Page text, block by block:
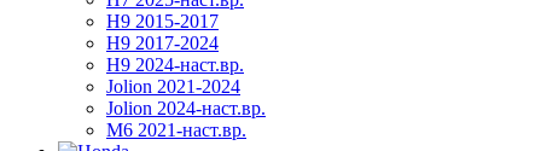
H9 2015-2017
H9 2017-2024
H9 2024-наст.вр.
Jolion 2021-2024
Jolion 2024-наст.вр.
М6 2021-наст.вр.